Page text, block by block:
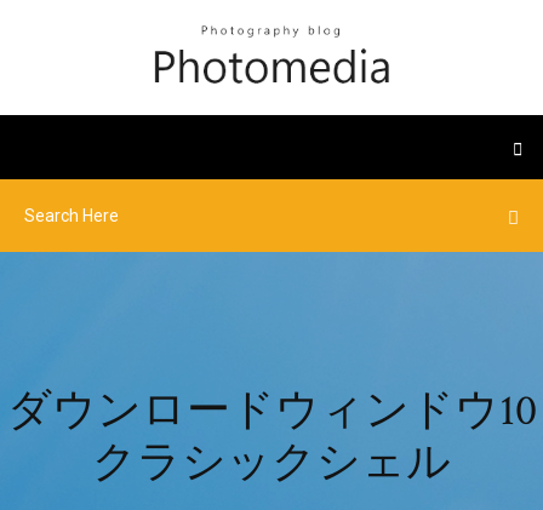
ダウンロードウィンドウ10
クラシックシェル